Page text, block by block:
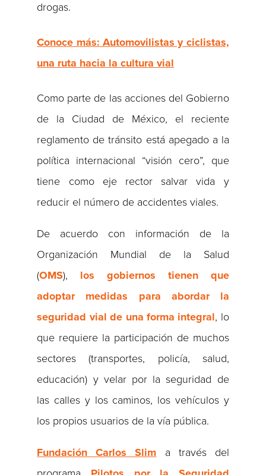
drogas.
Conoce más: Automovilistas y ciclistas,
una ruta hacia la cultura vial
Como parte de las acciones del Gobierno
de la Ciudad de México, el reciente
reglamento de tránsito está apegado a la
política internacional “visión cero”, que
tiene como eje rector salvar vida y
reducir el número de accidentes viales.
De acuerdo con información de la
Organización Mundial de la Salud
(OMS), los gobiernos tienen que
adoptar medidas para abordar la
seguridad vial de una forma integral, lo
que requiere la participación de muchos
sectores (transportes, policía, salud,
educación) y velar por la seguridad de
las calles y los caminos, los vehículos y
los propios usuarios de la vía pública.
Fundación Carlos Slim a través del